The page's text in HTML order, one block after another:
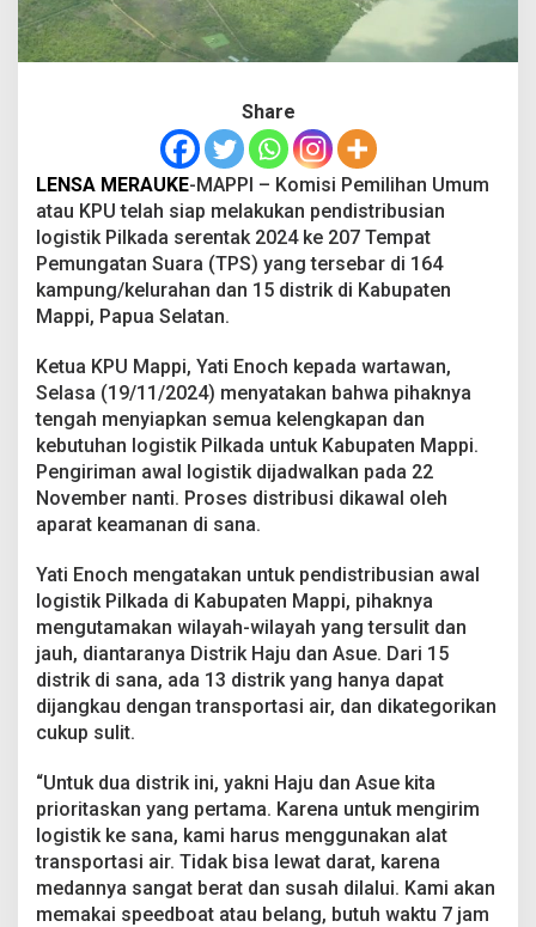
s
i
k
L
o
g
i
s
t
k
P
k
d
a
Share
LENSA MERAUKE-MAPPI – Komisi Pemilihan Umum
atau KPU telah siap melakukan pendistribusian
logistik Pilkada serentak 2024 ke 207 Tempat
Pemungatan Suara (TPS) yang tersebar di 164
kampung/kelurahan dan 15 distrik di Kabupaten
Mappi, Papua Selatan.
Ketua KPU Mappi, Yati Enoch kepada wartawan,
Selasa (19/11/2024) menyatakan bahwa pihaknya
tengah menyiapkan semua kelengkapan dan
kebutuhan logistik Pilkada untuk Kabupaten Mappi.
Pengiriman awal logistik dijadwalkan pada 22
November nanti. Proses distribusi dikawal oleh
aparat keamanan di sana.
Yati Enoch mengatakan untuk pendistribusian awal
logistik Pilkada di Kabupaten Mappi, pihaknya
mengutamakan wilayah-wilayah yang tersulit dan
jauh, diantaranya Distrik Haju dan Asue. Dari 15
distrik di sana, ada 13 distrik yang hanya dapat
dijangkau dengan transportasi air, dan dikategorikan
cukup sulit.
“Untuk dua distrik ini, yakni Haju dan Asue kita
prioritaskan yang pertama. Karena untuk mengirim
logistik ke sana, kami harus menggunakan alat
transportasi air. Tidak bisa lewat darat, karena
medannya sangat berat dan susah dilalui. Kami akan
memakai speedboat atau belang, butuh waktu 7 jam